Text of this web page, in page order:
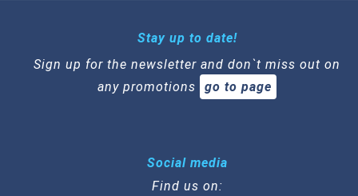
Stay up to date!
Sign up for the newsletter and don`t miss out on
any promotions
go to page
Social media
Find us on: